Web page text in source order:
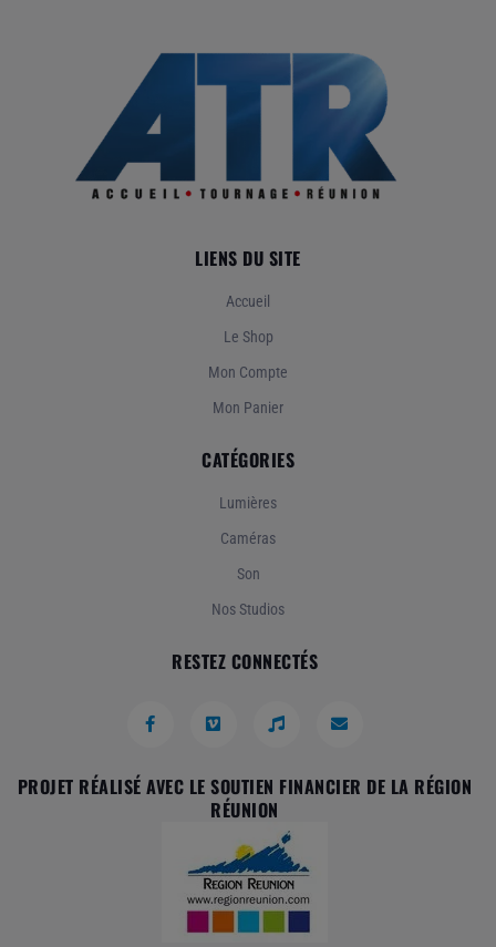
LIENS DU SITE
Accueil
Le Shop
Mon Compte
Mon Panier
CATÉGORIES
Lumières
Caméras
Son
Nos Studios
RESTEZ CONNECTÉS
PROJET RÉALISÉ AVEC LE SOUTIEN FINANCIER DE LA RÉGION
RÉUNION